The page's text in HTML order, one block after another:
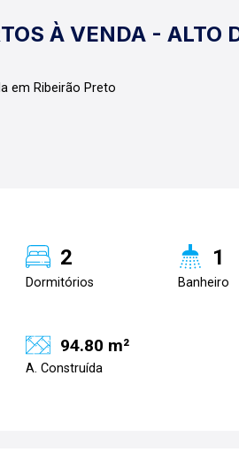
À VENDA - ALTO
em Ribeirão Preto
2
Dormitórios
1
Banheiro
94.80 m²
A. Construída